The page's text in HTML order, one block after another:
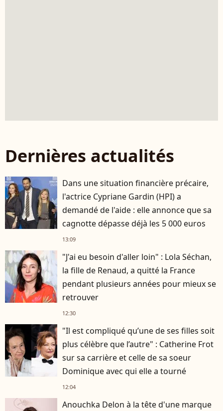
Dernières actualités
Dans une situation financière précaire,
l'actrice Cypriane Gardin (HPI) a
demandé de l'aide : elle annonce que sa
cagnotte dépasse déjà les 5 000 euros
13:09
"J'ai eu besoin d'aller loin" : Lola Séchan,
la fille de Renaud, a quitté la France
pendant plusieurs années pour mieux se
retrouver
12:30
"Il est compliqué qu’une de ses filles soit
plus célèbre que l’autre" : Catherine Frot
sur sa carrière et celle de sa soeur
Dominique avec qui elle a tourné
12:04
Anouchka Delon à la tête d'une marque